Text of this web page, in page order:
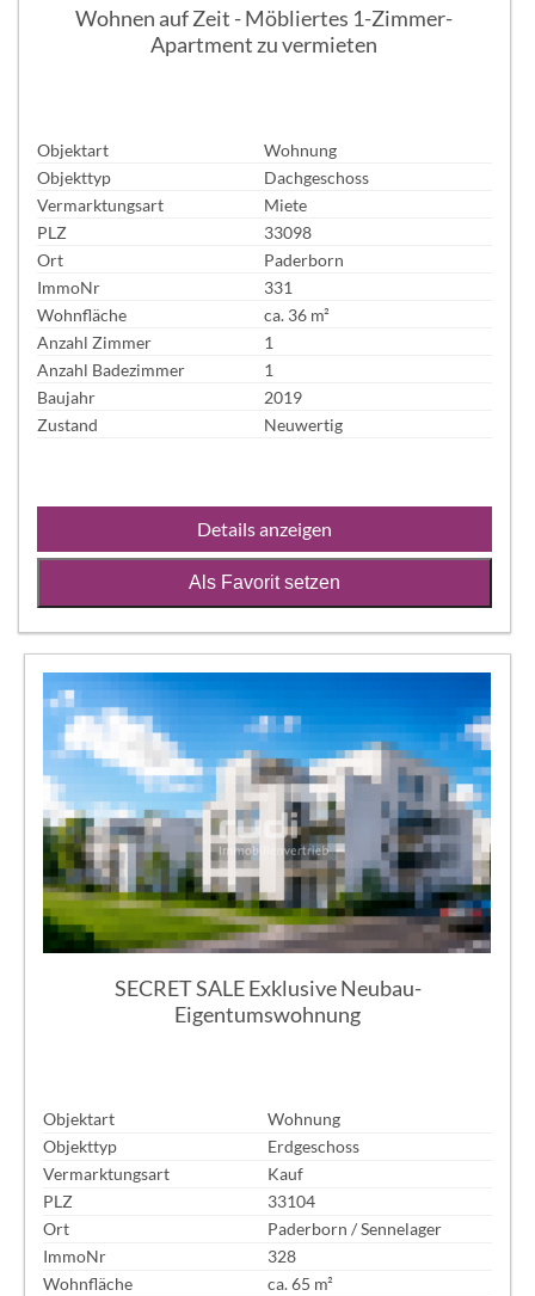
Wohnen auf Zeit - Möbliertes 1-Zimmer-
Apartment zu vermieten
Objektart
Wohnung
Objekttyp
Dachgeschoss
Vermarktungsart
Miete
PLZ
33098
Ort
Paderborn
ImmoNr
331
Wohnfläche
ca. 36 m²
Anzahl Zimmer
1
Anzahl Badezimmer
1
Baujahr
2019
Zustand
Neuwertig
Details anzeigen
Als Favorit setzen
SECRET SALE Exklusive Neubau-
Eigentumswohnung
Objektart
Wohnung
Objekttyp
Erdgeschoss
Vermarktungsart
Kauf
PLZ
33104
Ort
Paderborn / Sennelager
ImmoNr
328
Wohnfläche
ca. 65 m²